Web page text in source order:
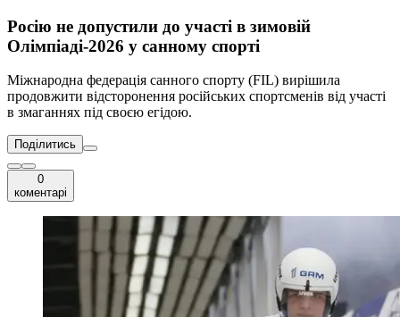
Росію не допустили до участі в зимовій
Олімпіаді-2026 у санному спорті
Міжнародна федерація санного спорту (FIL) вирішила
продовжити відсторонення російських спортсменів від участі
в змаганнях під своєю егідою.
Поділитись
0
коментарі